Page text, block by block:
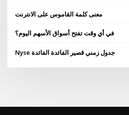
معنى كلمة القاموس على الانترنت
في أي وقت تفتح أسواق الأسهم اليوم؟
Nyse جدول زمني قصير الفائدة الفائدة